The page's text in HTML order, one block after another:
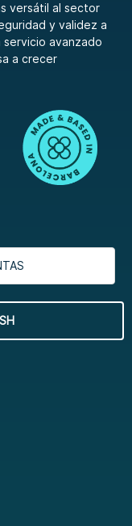
versátil al sector
y validez a
avanzado
a crecer